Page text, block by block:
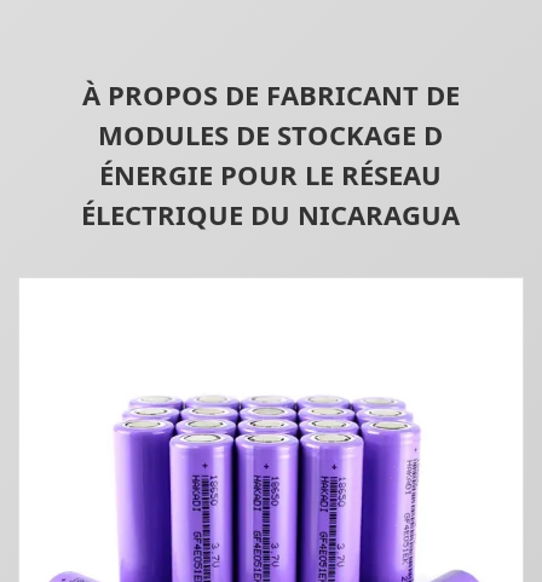
À PROPOS DE FABRICANT DE
MODULES DE STOCKAGE D
ÉNERGIE POUR LE RÉSEAU
ÉLECTRIQUE DU NICARAGUA